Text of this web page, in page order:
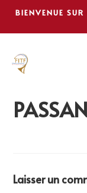
BIENVENUE
Laisser un